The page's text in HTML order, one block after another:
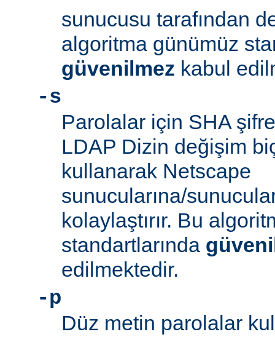
sunucusu tarafından
algoritma günümüz
güvenilmez kabul
-s
Parolalar için SHA
LDAP Dizin değişim
kullanarak Netscape
sunucularına/
kolaylaştırır. Bu
standartlarında
edilmektedir.
-p
Düz metin parolalar